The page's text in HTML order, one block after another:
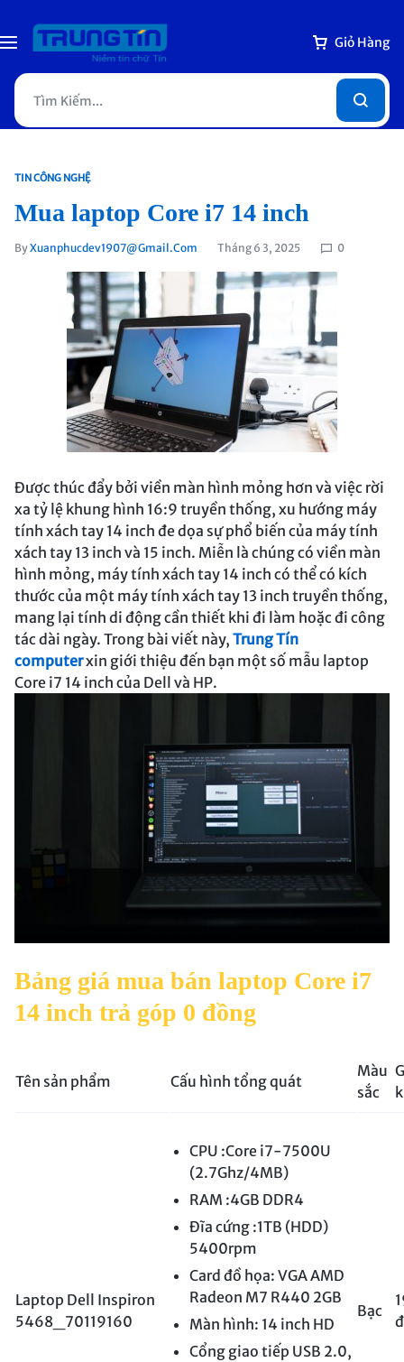
Giỏ Hàng
TIN CÔNG NGHỆ
Mua laptop Core i7 14 inch
ByXuanphucdev1907@gmail.com Tháng 6 3, 2025 0
Được thúc đẩy bởi viền màn hình mỏng hơn và việc rời
xa tỷ lệ khung hình 16:9 truyền thống, xu hướng máy
tính xách tay 14 inch đe dọa sự phổ biến của máy tính
xách tay 13 inch và 15 inch. Miễn là chúng có viền màn
hình mỏng, máy tính xách tay 14 inch có thể có kích
thước của một máy tính xách tay 13 inch truyền thống,
mang lại tính di động cần thiết khi đi làm hoặc đi công
tác dài ngày. Trong bài viết này, Trung Tín
computerxin giới thiệu đến bạn một số mẫu laptop
Core i7 14 inch của Dell và HP.
Bảng giá mua bán laptop Core i7
14 inch trả góp 0 đồng
Tên sản phẩm Cấu hình tổng quát
Màu
sắc
Laptop Dell Inspiron
5468_70119160
CPU :Core i7-7500U
(2.7Ghz/4MB)
RAM :4GB DDR4
Đĩa cứng :1TB (HDD)
5400rpm
Card đồ họa: VGA AMD
Radeon M7 R440 2GB
Màn hình: 14 inch HD
Cổng giao tiếp USB 2.0,
Bạc
đ